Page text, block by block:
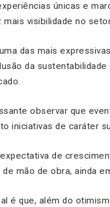
únicas e
visibilidade no
das mais
da
observar que
iniciativas de caráter
de
mão de obra, ainda
é que, além do